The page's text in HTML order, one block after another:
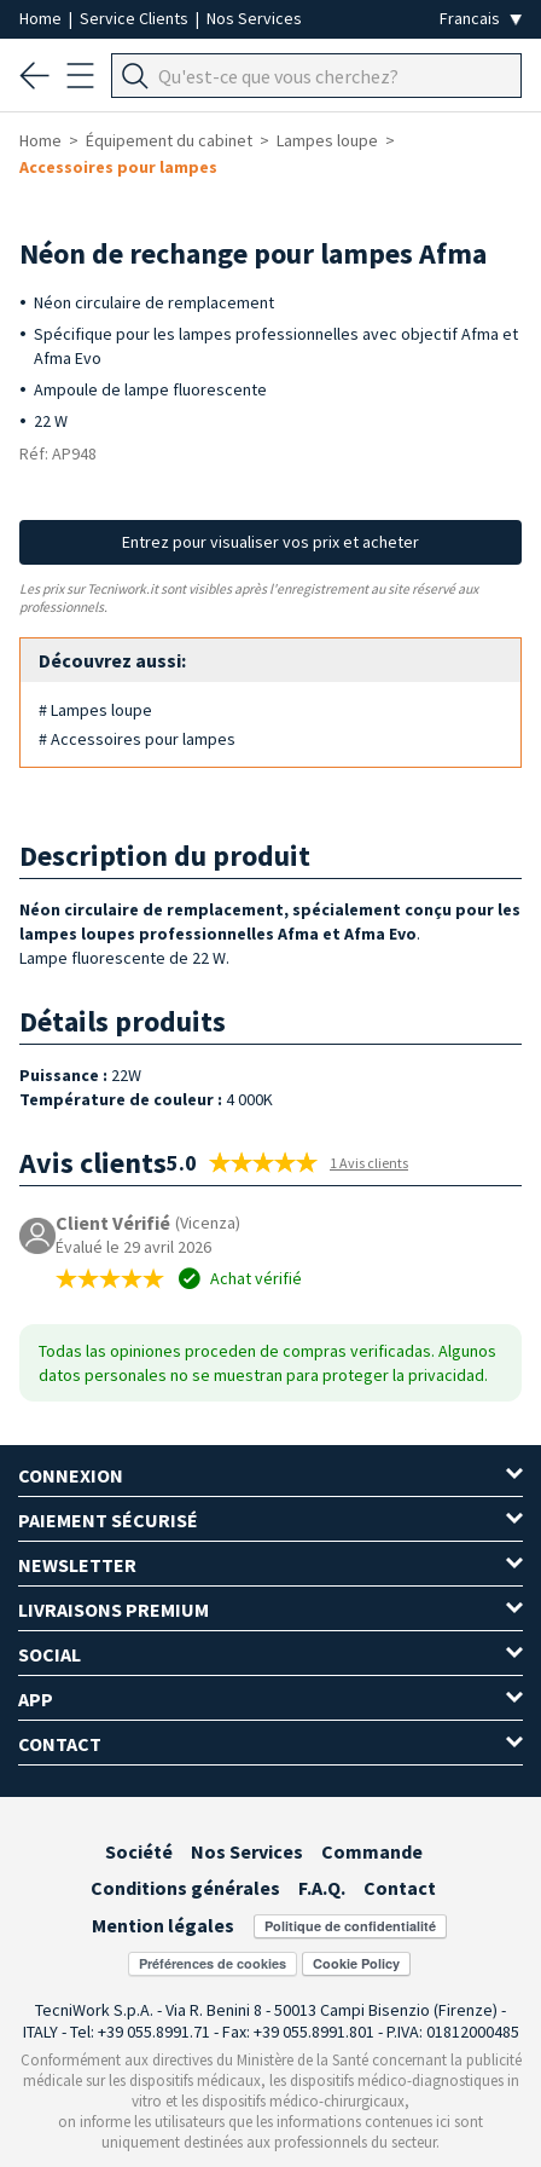
Home | Service Clients | Nos Services
Home Équipement du cabinet
Lampes loupe
Accessoires pour lampes
Néon de rechange pour lampes Afma
Néon circulaire de remplacement
Spécifique pour les lampes professionnelles avec objectif Afma et
Afma Evo
Ampoule de lampe fluorescente
22 W
Réf: AP948
Entrez pour visualiser vos prix et acheter
Les prix sur Tecniwork.it sont visibles après l'enregistrement au site réservé aux
professionnels.
Découvrez aussi:
# Lampes loupe
# Accessoires pour lampes
Description du produit
Néon circulaire de remplacement, spécialement conçu pour les
lampes loupes professionnelles Afma et Afma Evo.
Lampe fluorescente de 22 W.
Détails produits
Puissance : 22W
Température de couleur : 4 000K
Avis clients5.0 1 Avis clients
Client Vérifié (Vicenza)
Évalué le 29 avril 2026
Achat vérifié
Todas las opiniones proceden de compras verificadas. Algunos
datos personales no se muestran para proteger la privacidad.
CONNEXION
PAIEMENT SÉCURISÉ
NEWSLETTER
LIVRAISONS PREMIUM
SOCIAL
APP
CONTACT
Société Nos Services
Commande
Conditions générales
F.A.Q.
Contact
Mention légales
Préférences de cookies
TecniWork S.p.A. - Via R. Benini 8 - 50013 Campi Bisenzio (Firenze) -
ITALY - Tel: +39 055.8991.71 - Fax: +39 055.8991.801 - P.IVA: 01812000485
Conformément aux directives du Ministère de la Santé concernant la publicité
médicale sur les dispositifs médicaux, les dispositifs médico-diagnostiques in
vitro et les dispositifs médico-chirurgicaux,
on informe les utilisateurs que les informations contenues ici sont
uniquement destinées aux professionnels du secteur.